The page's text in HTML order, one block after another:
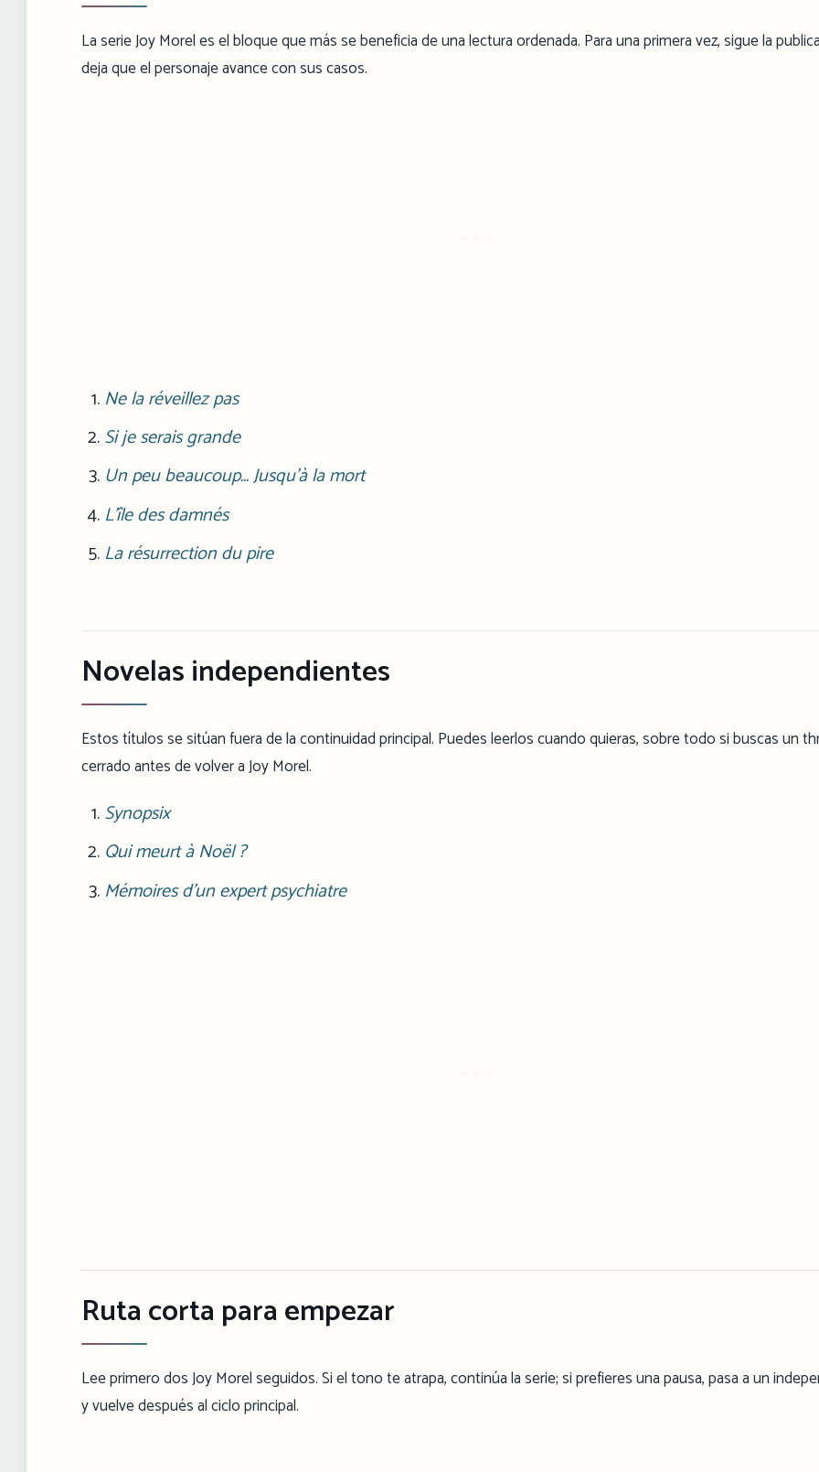
La serie Joy Morel es el bloque que más se beneficia de una lectura ordenada. Para una primera vez, sigue la
deja que el personaje avance con sus casos.
Ne la réveillez pas
Si je serais grande
Un peu beaucoup… Jusqu'à la mort
L'île des damnés
La résurrection du pire
Novelas independientes
Estos títulos se sitúan fuera de la continuidad principal. Puedes leerlos cuando quieras, sobre todo si buscas un
cerrado antes de volver a Joy Morel.
Synopsix
Qui meurt à Noël ?
Mémoires d'un expert psychiatre
Ruta corta para empezar
Lee primero dos Joy Morel seguidos. Si el tono te atrapa, continúa la serie; si prefieres una pausa, pasa a un
y vuelve después al ciclo principal.